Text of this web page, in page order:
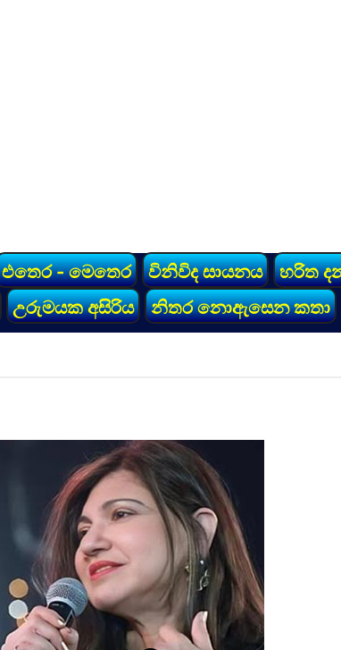
එතෙර - මෙතෙර විනිවිද සායනය හරිත
උරුමයක අසිරිය නිතර නොඇසෙන කතා